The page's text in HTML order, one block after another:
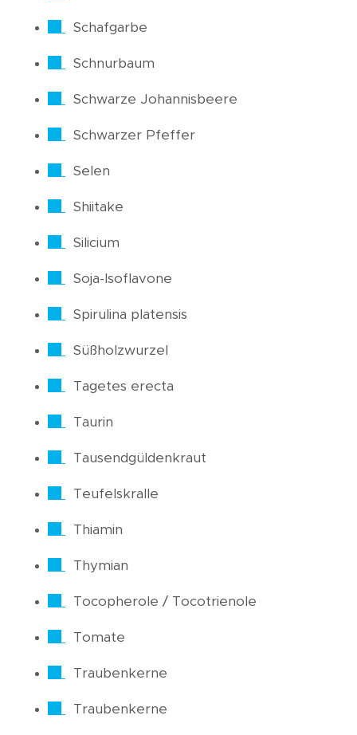
Schafgarbe
Schnurbaum
Schwarze Johannisbeere
Schwarzer Pfeffer
Selen
Shiitake
Silicium
Soja-Isoflavone
Spirulina platensis
Süßholzwurzel
Tagetes erecta
Taurin
Tausendgüldenkraut
Teufelskralle
Thiamin
Thymian
Tocopherole / Tocotrienole
Tomate
Traubenkerne
Traubenkerne